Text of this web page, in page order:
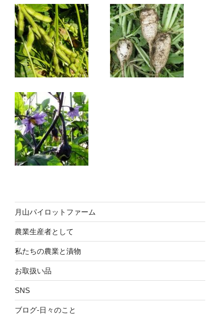
月山パイロットファーム
農業生産者として
私たちの農業と漬物
お取扱い品
SNS
ブログ-日々のこと